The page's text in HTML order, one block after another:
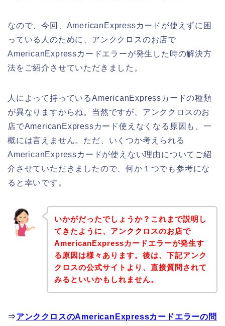
なので、今回、AmericanExpressカードが使えずに困
っている人のために、アンククロスのお店で
AmericanExpressカードエラーが発生した時の解決方
法をご紹介させていただきました。
人によって持っているAmericanExpressカードの種類
が異なりますからね。当然ですが、アンククロスのお
店でAmericanExpressカード使えなくなる原因も、一
概には言えません。ただ、いくつか考えられる
AmericanExpressカードが使えない理由についてご紹
介させていただきましたので、何か１つでも参考にな
ると幸いです。
いかがだったでしょうか？これまで説明し
てきたように、アンククロスのお店で
AmericanExpressカードエラーが発生す
る原因は様々あります。後は、下記アンク
クロスの公式サイトより、直接質問されて
みるといいかもしれません。
⇒アンククロスのAmericanExpressカードエラーの問